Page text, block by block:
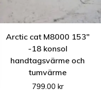
Arctic cat M8000 153″
-18 konsol
handtagsvärme och
tumvärme
799.00 kr